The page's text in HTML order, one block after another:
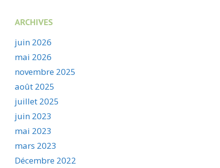
ARCHIVES
juin 2026
mai 2026
novembre 2025
août 2025
juillet 2025
juin 2023
mai 2023
mars 2023
Décembre 2022